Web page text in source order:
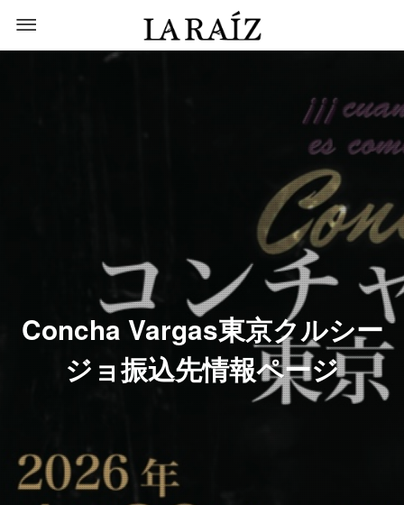
Concha Vargas東京クルシー
ジョ振込先情報ページ